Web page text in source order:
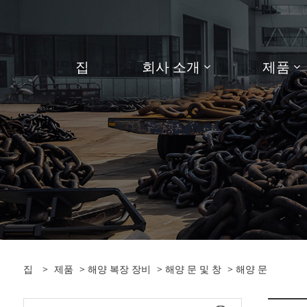
집 회사 소개 제품
집 > 제품 > 해양 복장 장비 > 해양 문 및 창 > 해양 문